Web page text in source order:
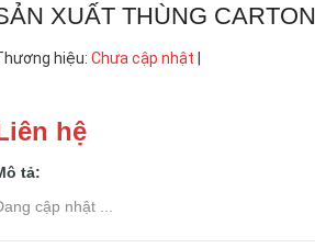
XUẤT THÙNG CARTON
hiệu: Chưa cập nhật
hệ
tả:
cập nhật ...